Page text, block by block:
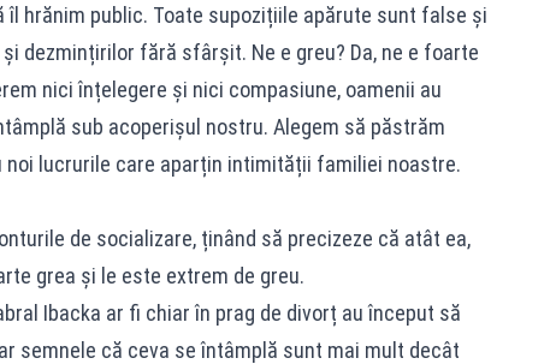
îl hrănim public. Toate supozițiile apărute sunt false și
dezmințirilor fără sfârșit. Ne e greu? Da, ne e foarte
nici înțelegere și nici compasiune, oamenii au
sub acoperișul nostru. Alegem să păstrăm
lucrurile care aparțin intimității familiei noastre.
de socializare, ținând să precizeze că atât ea,
grea și le este extrem de greu.
Ibacka ar fi chiar în prag de divorț au început să
semnele că ceva se întâmplă sunt mai mult decât